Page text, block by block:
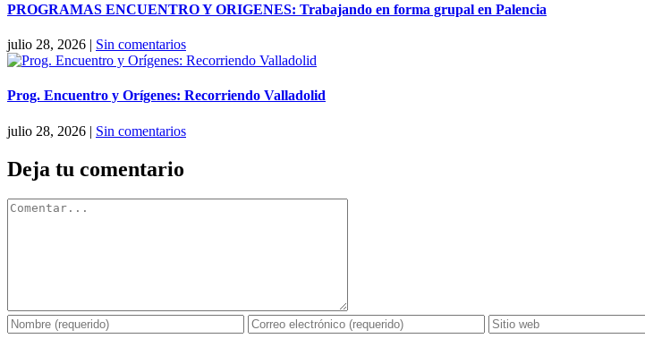
PROGRAMAS ENCUENTRO Y ORIGENES: Trabajando en forma grupal en Palencia
julio 28, 2026 | Sin comentarios
Prog. Encuentro y Orígenes: Recorriendo Valladolid
julio 28, 2026 | Sin comentarios
Deja tu comentario
Comentar